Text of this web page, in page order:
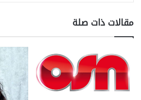
مقالات ذات صلة